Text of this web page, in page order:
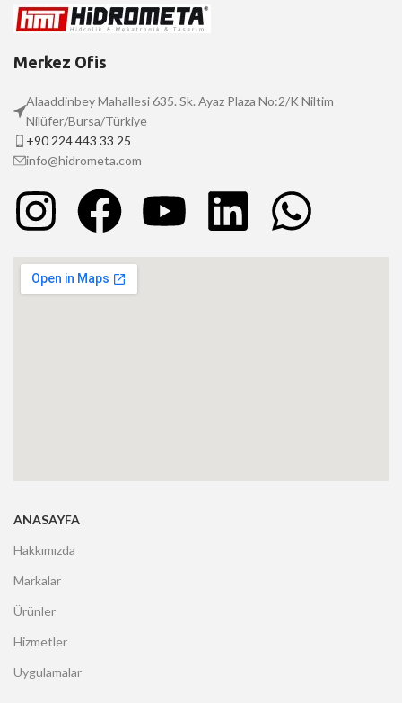
Merkez Ofis
Alaaddinbey Mahallesi 635. Sk. Ayaz Plaza No:2/K Niltim
Nilüfer/Bursa/Türkiye
+90 224 443 33 25
info@hidrometa.com
ANASAYFA
Hakkımızda
Markalar
Ürünler
Hizmetler
Uygulamalar